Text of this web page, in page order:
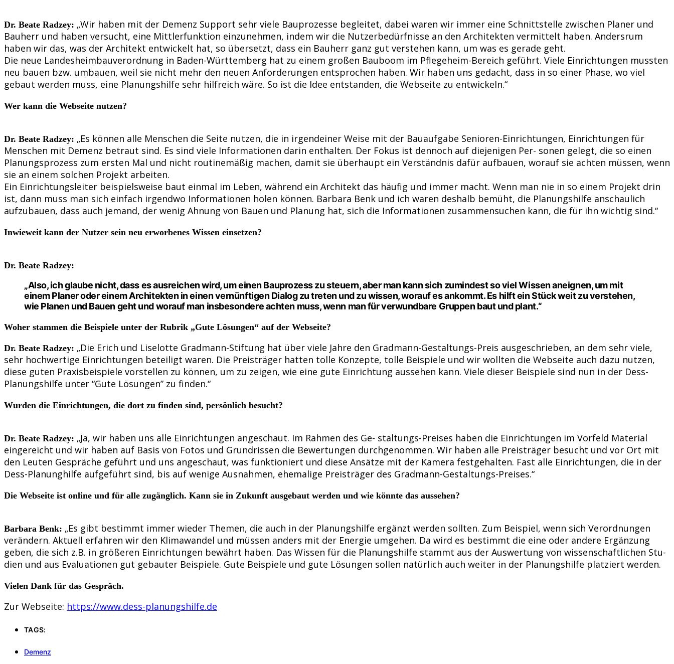
Dr. Beate Radzey: „Wir haben mit der Demenz Support sehr viele Bauprozesse begleitet, dabei waren wir immer eine Schnittstelle zwischen Planer und
Bauherr und haben versucht, eine Mittlerfunktion einzunehmen, indem wir die Nutzerbedürfnisse an den Architekten vermittelt haben. Andersrum
haben wir das, was der Architekt entwickelt hat, so übersetzt, dass ein Bauherr ganz gut verstehen kann, um was es gerade geht.
Die neue Landesheimbauverordnung in Baden-Württemberg hat zu einem großen Bauboom im Pflegeheim-Bereich geführt. Viele Einrichtungen mussten
neu bauen bzw. umbauen, weil sie nicht mehr den neuen Anforderungen entsprochen haben. Wir haben uns gedacht, dass in so einer Phase, wo viel
gebaut werden muss, eine Planungshilfe sehr hilfreich wäre. So ist die Idee entstanden, die Webseite zu entwickeln.“
Wer kann die Webseite nutzen?
Dr. Beate Radzey: „Es können alle Menschen die Seite nutzen, die in irgendeiner Weise mit der Bauaufgabe Senioren-Einrichtungen, Einrichtungen für
Menschen mit Demenz betraut sind. Es sind viele Informationen darin enthalten. Der Fokus ist dennoch auf diejenigen Per- sonen gelegt, die so einen
Planungsprozess zum ersten Mal und nicht routinemäßig machen, damit sie überhaupt ein Verständnis dafür aufbauen, worauf sie achten müssen, wenn
sie an einem solchen Projekt arbeiten.
Ein Einrichtungsleiter beispielsweise baut einmal im Leben, während ein Architekt das häufig und immer macht. Wenn man nie in so einem Projekt drin
ist, dann muss man sich einfach irgendwo Informationen holen können. Barbara Benk und ich waren deshalb bemüht, die Planungshilfe anschaulich
aufzubauen, dass auch jemand, der wenig Ahnung von Bauen und Planung hat, sich die Informationen zusammensuchen kann, die für ihn wichtig sind.“
Inwieweit kann der Nutzer sein neu erworbenes Wissen einsetzen?
Dr. Beate Radzey:
„Also, ich glaube nicht, dass es ausreichen wird, um einen Bauprozess zu steuern, aber man kann sich zumindest so viel Wissen aneignen, um mit
einem Planer oder einem Architekten in einen vernünftigen Dialog zu treten und zu wissen, worauf es ankommt. Es hilft ein Stück weit zu verstehen,
wie Planen und Bauen geht und worauf man insbesondere achten muss, wenn man für verwundbare Gruppen baut und plant.“
Woher stammen die Beispiele unter der Rubrik „Gute Lösungen“ auf der Webseite?
Dr. Beate Radzey: „Die Erich und Liselotte Gradmann-Stiftung hat über viele Jahre den Gradmann-Gestaltungs-Preis ausgeschrieben, an dem sehr viele,
sehr hochwertige Einrichtungen beteiligt waren. Die Preisträger hatten tolle Konzepte, tolle Beispiele und wir wollten die Webseite auch dazu nutzen,
diese guten Praxisbeispiele vorstellen zu können, um zu zeigen, wie eine gute Einrichtung aussehen kann. Viele dieser Beispiele sind nun in der Dess-
Planungshilfe unter “Gute Lösungen” zu finden.“
Wurden die Einrichtungen, die dort zu finden sind, persönlich besucht?
Dr. Beate Radzey: „Ja, wir haben uns alle Einrichtungen angeschaut. Im Rahmen des Ge- staltungs-Preises haben die Einrichtungen im Vorfeld Material
eingereicht und wir haben auf Basis von Fotos und Grundrissen die Bewertungen durchgenommen. Wir haben alle Preisträger besucht und vor Ort mit
den Leuten Gespräche geführt und uns angeschaut, was funktioniert und diese Ansätze mit der Kamera festgehalten. Fast alle Einrichtungen, die in der
Dess-Planunghilfe aufgeführt sind, bis auf wenige Ausnahmen, ehemalige Preisträger des Gradmann-Gestaltungs-Preises.“
Die Webseite ist online und für alle zugänglich. Kann sie in Zukunft ausgebaut werden und wie könnte das aussehen?
Barbara Benk: „Es gibt bestimmt immer wieder Themen, die auch in der Planungshilfe ergänzt werden sollten. Zum Beispiel, wenn sich Verordnungen
verändern. Aktuell erfahren wir den Klimawandel und müssen anders mit der Energie umgehen. Da wird es bestimmt die eine oder andere Ergänzung
geben, die sich z.B. in größeren Einrichtungen bewährt haben. Das Wissen für die Planungshilfe stammt aus der Auswertung von wissenschaftlichen Stu-
dien und aus Evaluationen gut gebauter Beispiele. Gute Beispiele und gute Lösungen sollen natürlich auch weiter in der Planungshilfe platziert werden.
Vielen Dank für das Gespräch.
Zur Webseite: https://www.dess-planungshilfe.de
TAGS:
Demenz